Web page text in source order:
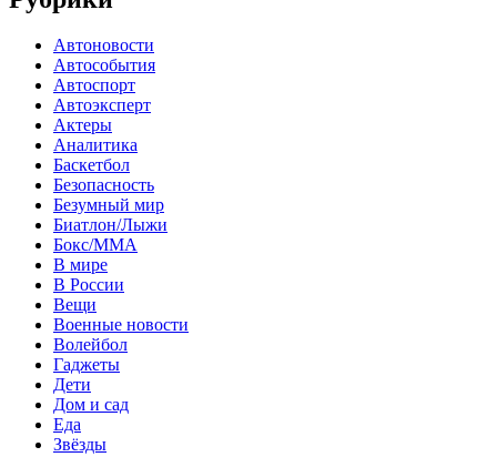
Автоновости
Автособытия
Автоспорт
Автоэксперт
Актеры
Аналитика
Баскетбол
Безопасность
Безумный мир
Биатлон/Лыжи
Бокс/MMA
В мире
В России
Вещи
Военные новости
Волейбол
Гаджеты
Дети
Дом и сад
Еда
Звёзды